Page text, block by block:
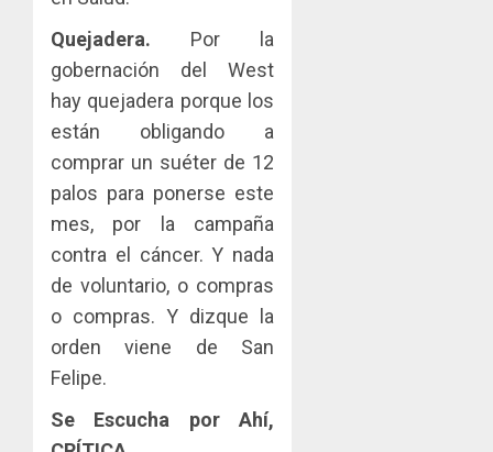
Quejadera. Por la
gobernación del West
hay quejadera porque los
están obligando a
comprar un suéter de 12
palos para ponerse este
mes, por la campaña
contra el cáncer. Y nada
de voluntario, o compras
o compras. Y dizque la
orden viene de San
Felipe.
Se Escucha por Ahí,